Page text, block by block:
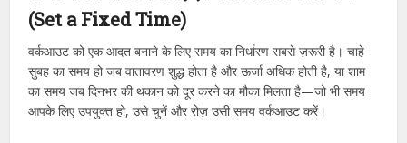
(Set a Fixed Time)
वर्कआउट को एक आदत बनाने के लिए समय का निर्धारण सबसे ज़रूरी है। चाहे
सुबह का समय हो जब वातावरण शुद्ध होता है और ऊर्जा अधिक होती है, या शाम
का समय जब दिनभर की थकान को दूर करने का मौका मिलता है—जो भी समय
आपके लिए उपयुक्त हो, उसे चुनें और रोज़ उसी समय वर्कआउट करें।